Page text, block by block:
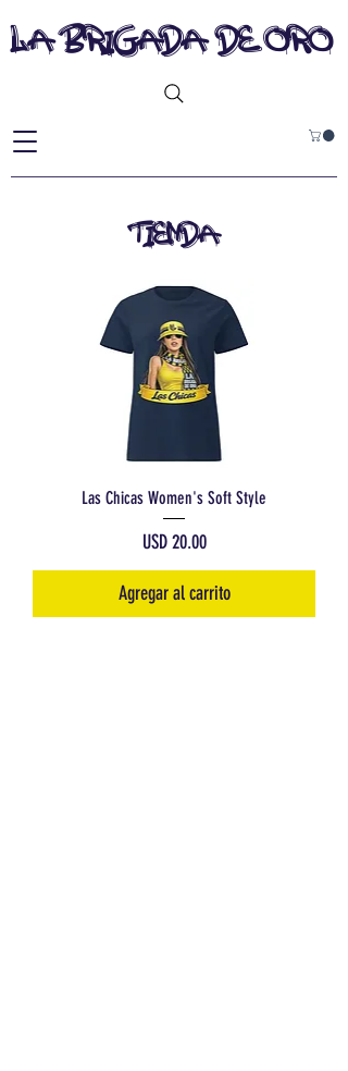
la brigada de oro
TIENDA
Las Chicas Women's Soft Style
Precio
USD 20.00
Agregar al carrito